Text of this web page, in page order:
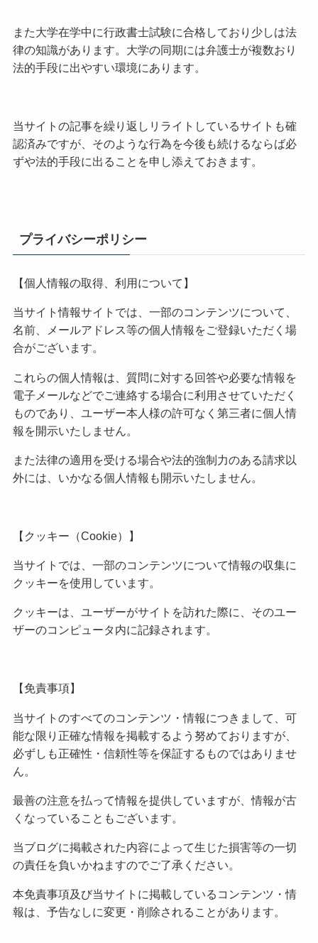
また大学在学中に行政書士試験に合格しており少しは法
律の知識があります。大学の同期には弁護士が複数おり
法的手段に出やすい環境にあります。
当サイトの記事を繰り返しリライトしているサイトも確
認済みですが、そのような行為を今後も続けるならば必
ずや法的手段に出ることを申し添えておきます。
プライバシーポリシー
【個人情報の取得、利用について】
当サイト情報サイトでは、一部のコンテンツについて、
名前、メールアドレス等の個人情報をご登録いただく場
合がございます。
これらの個人情報は、質問に対する回答や必要な情報を
電子メールなどでご連絡する場合に利用させていただく
ものであり、ユーザー本人様の許可なく第三者に個人情
報を開示いたしません。
また法律の適用を受ける場合や法的強制力のある請求以
外には、いかなる個人情報も開示いたしません。
【クッキー（Cookie）】
当サイトでは、一部のコンテンツについて情報の収集に
クッキーを使用しています。
クッキーは、ユーザーがサイトを訪れた際に、そのユー
ザーのコンピュータ内に記録されます。
【免責事項】
当サイトのすべてのコンテンツ・情報につきまして、可
能な限り正確な情報を掲載するよう努めておりますが、
必ずしも正確性・信頼性等を保証するものではありませ
ん。
最善の注意を払って情報を提供していますが、情報が古
くなっていることもございます。
当ブログに掲載された内容によって生じた損害等の一切
の責任を負いかねますのでご了承ください。
本免責事項及び当サイトに掲載しているコンテンツ・情
報は、予告なしに変更・削除されることがあります。